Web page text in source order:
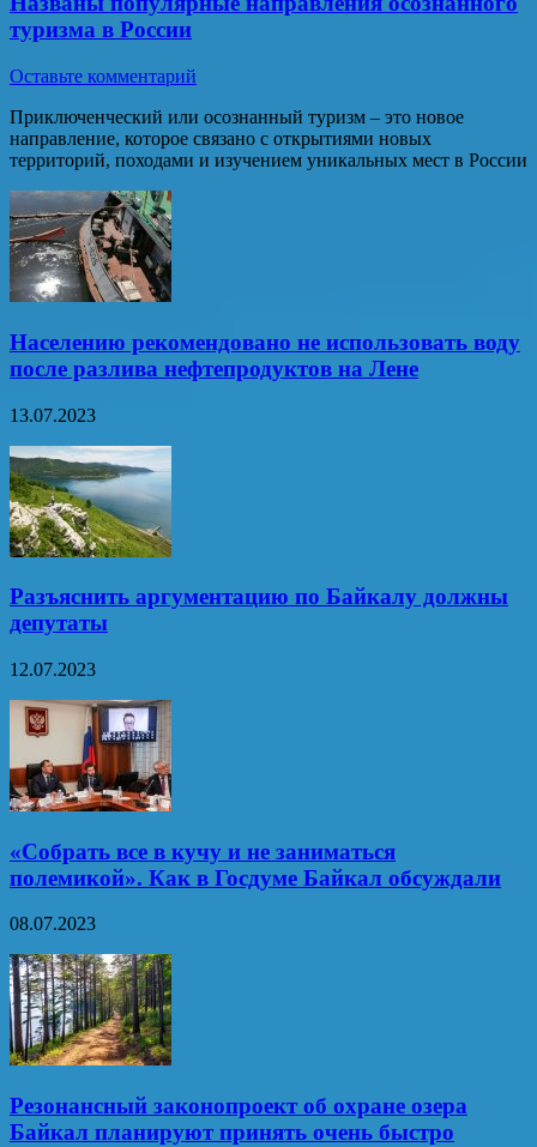
туризма в России
Оставьте комментарий
Приключенческий или осознанный туризм – это новое
направление, которое связано с открытиями новых
территорий, походами и изучением уникальных мест в России
Населению рекомендовано не использовать воду
после разлива нефтепродуктов на Лене
13.07.2023
Разъяснить аргументацию по Байкалу должны
депутаты
12.07.2023
«Собрать все в кучу и не заниматься
полемикой». Как в Госдуме Байкал обсуждали
08.07.2023
Резонансный законопроект об охране озера
Байкал планируют принять очень быстро